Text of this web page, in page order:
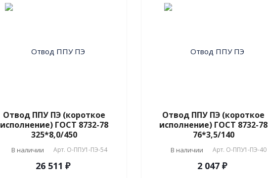
Отвод ППУ ПЭ (короткое
исполнение) ГОСТ 8732-78
325*8,0/450
В наличии Арт. О-ППУ1-ПЭ-54
26 511 ₽
Отвод ППУ ПЭ (короткое
исполнение) ГОСТ 8732-78
76*3,5/140
В наличии Арт. О-ППУ1-ПЭ-40
2 047 ₽